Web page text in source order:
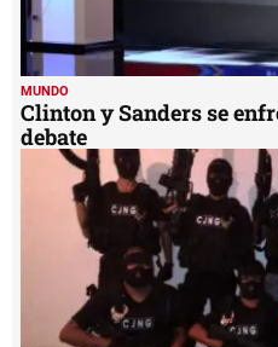
MUNDO
Clinton y Sanders se
debate